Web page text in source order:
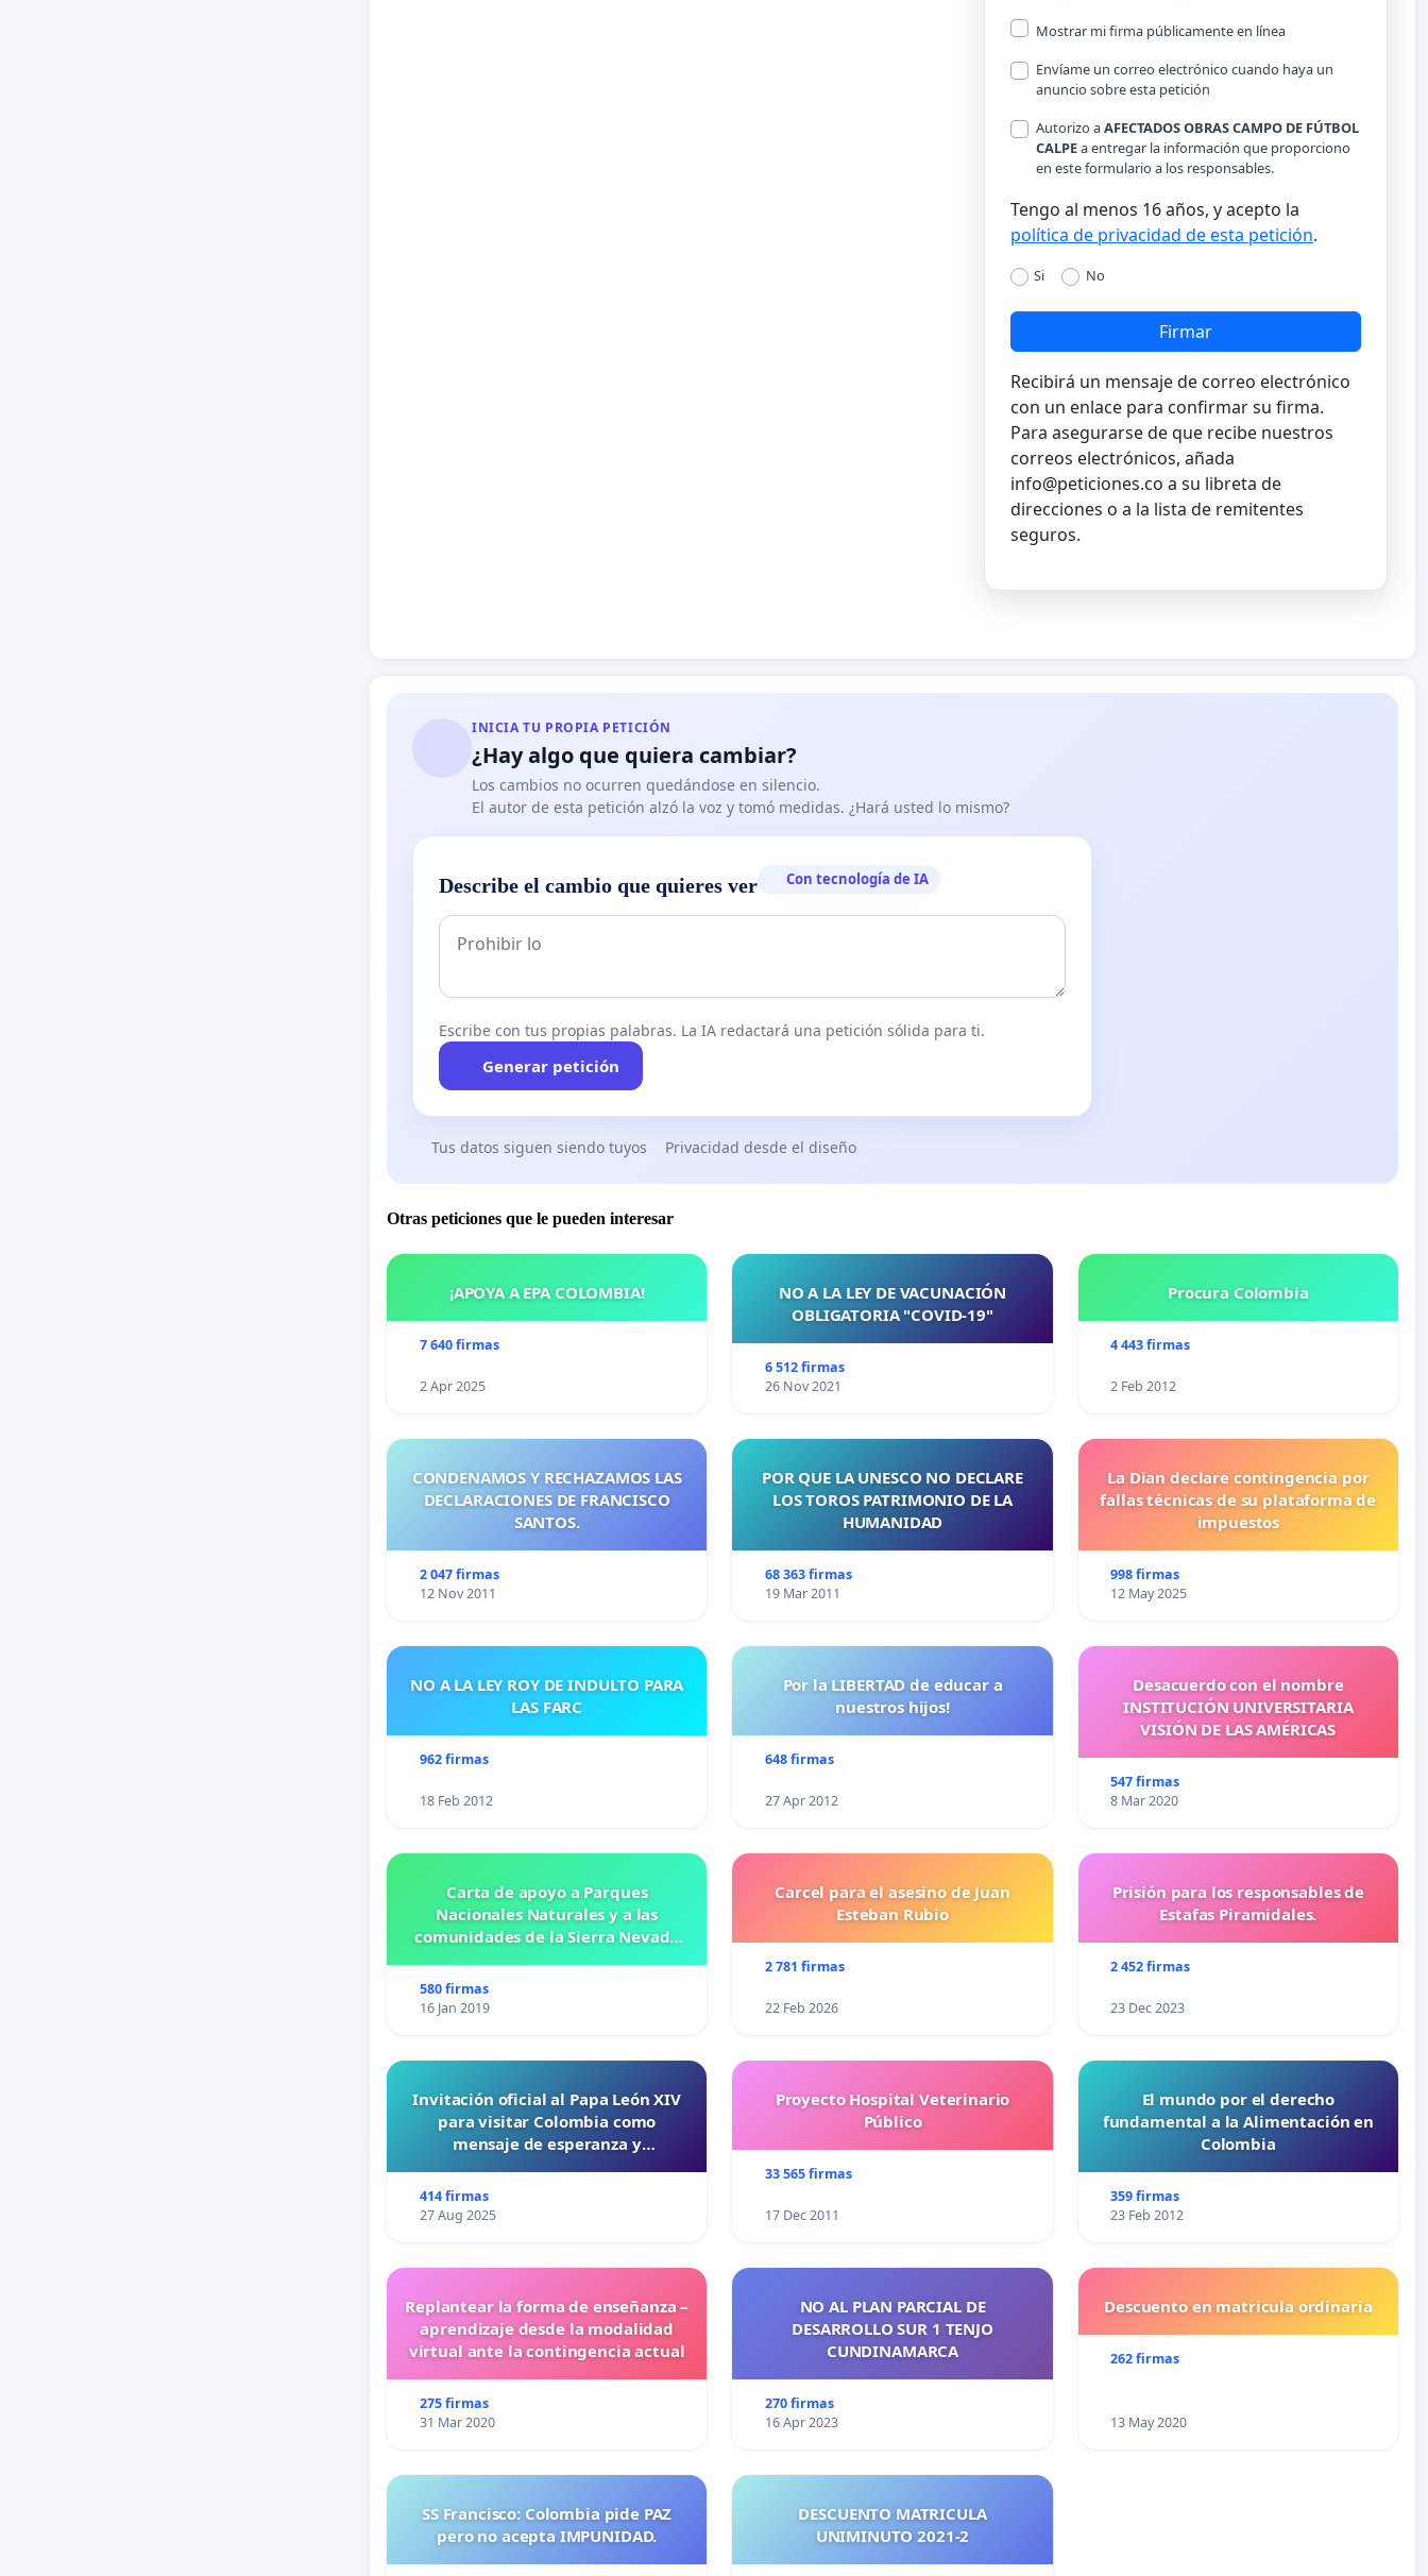
Mostrar mi firma públicamente en línea
Envíame un correo electrónico cuando haya un
anuncio sobre esta petición
Autorizo aAFECTADOS OBRAS CAMPO DE FÚTBOL
CALPEa entregar la información que proporciono
en este formulario a los responsables.
Tengo al menos 16 años, y acepto la
política de privacidad de esta petición.
Si No
Firmar
Recibirá un mensaje de correo electrónico
con un enlace para confirmar su firma.
Para asegurarse de que recibe nuestros
correos electrónicos, añada
info@peticiones.co a su libreta de
direcciones o a la lista de remitentes
seguros.
INICIA TU PROPIA PETICIÓN
¿Hay algo que quiera cambiar?
Los cambios no ocurren quedándose en silencio.
El autor de esta petición alzó la voz y tomó medidas. ¿Hará usted lo mismo?
Describe el cambio que quieres ver Con tecnología de IA
Escribe con tus propias palabras. La IA redactará una petición sólida para ti.
Generar petición
Tus datos siguen siendo tuyos Privacidad desde el diseño
Otras peticiones que le pueden interesar
¡APOYA A EPA COLOMBIA!
7 640 firmas
2 Apr 2025
NO A LA LEY DE VACUNACIÓN
OBLIGATORIA "COVID-19"
6 512 firmas
26 Nov 2021
Procura Colombia
4 443 firmas
2 Feb 2012
CONDENAMOS Y RECHAZAMOS LAS
DECLARACIONES DE FRANCISCO
SANTOS.
2 047 firmas
12 Nov 2011
POR QUE LA UNESCO NO DECLARE
LOS TOROS PATRIMONIO DE LA
HUMANIDAD
68 363 firmas
19 Mar 2011
La Dian declare contingencia por
fallas técnicas de su plataforma de
impuestos
998 firmas
12 May 2025
NO A LA LEY ROY DE INDULTO PARA
LAS FARC
962 firmas
18 Feb 2012
Por la LIBERTAD de educar a
nuestros hijos!
648 firmas
27 Apr 2012
Desacuerdo con el nombre
INSTITUCIÓN UNIVERSITARIA
VISIÓN DE LAS AMÉRICAS
547 firmas
8 Mar 2020
Carta de apoyo a Parques
Nacionales Naturales y a las
comunidades de la Sierra Nevada
580 firmas
16 Jan 2019
Carcel para el asesino de Juan
Esteban Rubio
2 781 firmas
22 Feb 2026
Prisión para los responsables de
Estafas Piramidales.
2 452 firmas
23 Dec 2023
Invitación oficial al Papa León XIV
para visitar Colombia como
mensaje de esperanza y
414 firmas
27 Aug 2025
Proyecto Hospital Veterinario
Público
33 565 firmas
17 Dec 2011
El mundo por el derecho
fundamental a la Alimentación en
Colombia
359 firmas
23 Feb 2012
Replantear la forma de enseñanza –
aprendizaje desde la modalidad
virtual ante la contingencia actual
275 firmas
31 Mar 2020
NO AL PLAN PARCIAL DE
DESARROLLO SUR 1 TENJO
CUNDINAMARCA
270 firmas
16 Apr 2023
Descuento en matricula ordinaria
262 firmas
13 May 2020
SS Francisco: Colombia pide PAZ
pero no acepta IMPUNIDAD.
DESCUENTO MATRICULA
UNIMINUTO 2021-2